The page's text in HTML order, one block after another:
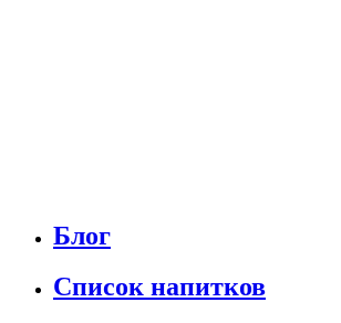
Блог
Список напитков